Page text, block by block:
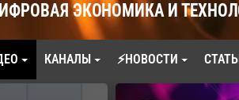
ЭКОНОМИКА И
КАНАЛЫ ⚡НОВОСТИ